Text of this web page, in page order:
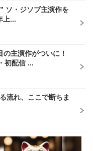
ソ・ジソブ主演作を
上...
主演作がついに！
初配信 ...
流れ、ここで断ちま